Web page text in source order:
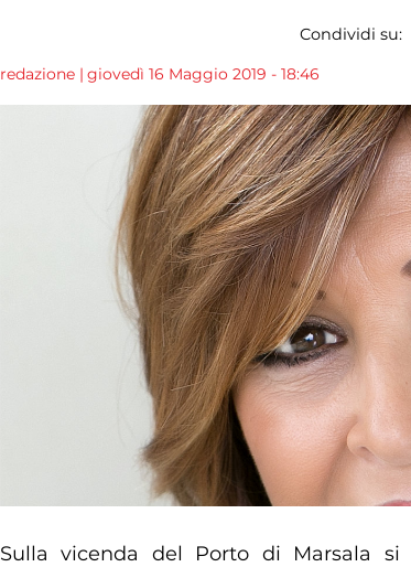
Condividi su:
redazione | giovedì 16 Maggio 2019 - 18:46
Sulla vicenda del Porto di Marsala